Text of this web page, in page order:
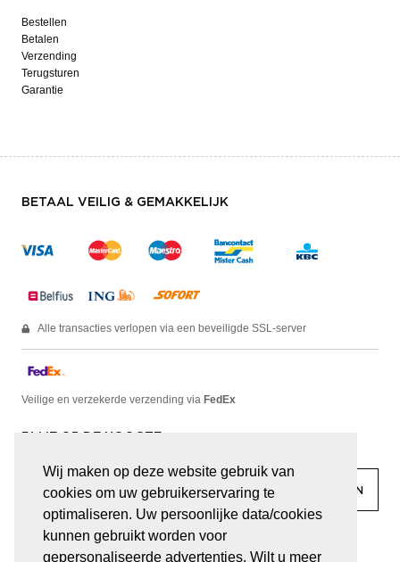
Wij maken op deze website gebruik van
cookies om uw gebruikerservaring te
optimaliseren. Uw persoonlijke data/cookies
kunnen gebruikt worden voor
gepersonaliseerde advertenties. Wilt u meer
Bestellen
Betalen
Verzending
Terugsturen
Garantie
BETAAL VEILIG & GEMAKKELIJK
Alle transacties verlopen via een beveiligde SSL-server
Veilige en verzekerde verzending via FedEx
BLIJF OP DE HOOGTE
facebook linkedin